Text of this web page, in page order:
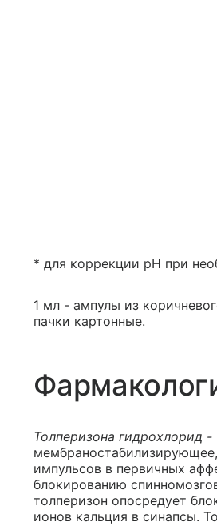
* для коррекции pH при
1 мл - ампулы из
пачки картонные.
Толперизона гидрохлорид -
импульсов в первичных
блокированию
толперизон опосредует
ионов кальция в синапсы.